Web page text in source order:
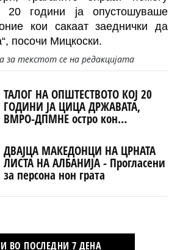
20 години ја опустошуваше
кои сакаат заеднички да
посочи Мицкоски.
за текстот се на редакцијата
ТАЛОГ НА ОПШТЕСТВОТО КОЈ 20
ГОДИНИ ЈА ЦИЦА ДРЖАВАТА,
ВМРО-ДПМНЕ остро кон
Жерновски
ДВАЈЦА МАКЕДОНЦИ НА ЦРНАТА
ЛИСТА НА АЛБАНИЈА - Прогласени
за персона нон грата
ВО ПОСЛЕДНИ 7 ДЕНА